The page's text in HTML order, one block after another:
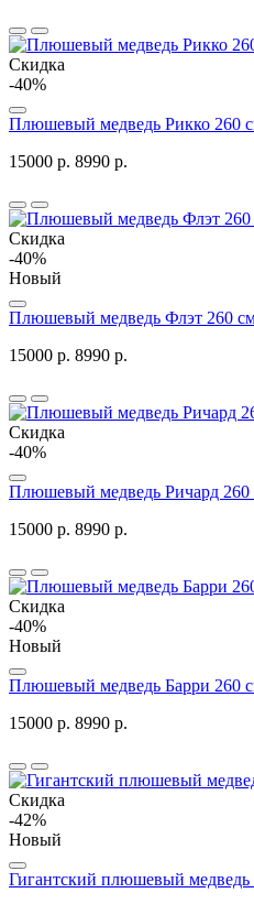
Скидка
-40%
Плюшевый медведь Рикко 260
15000 р. 8990 р.
Скидка
-40%
Новый
Плюшевый медведь Флэт 260
15000 р. 8990 р.
Скидка
-40%
Плюшевый медведь Ричард 260
15000 р. 8990 р.
Скидка
-40%
Новый
Плюшевый медведь Барри 260
15000 р. 8990 р.
Скидка
-42%
Новый
Гигантский плюшевый